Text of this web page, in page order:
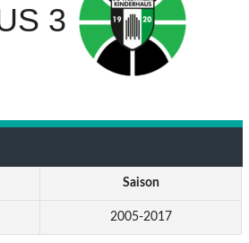
3
Saison
2005-2017